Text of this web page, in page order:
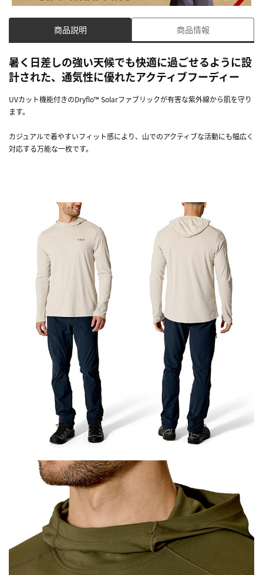
商品説明 商品情報
暑く日差しの強い天候でも快適に過ごせるように設
計された、通気性に優れたアクティブフーディー
UVカット機能付きのDryflo™ Solarファブリックが有害な紫外線から肌を守り
ます。
カジュアルで着やすいフィット感により、山でのアクティブな活動にも幅広く
対応する万能な一枚です。